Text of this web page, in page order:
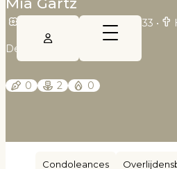
Heerlen op 19 oktober 1933 •
De Limburger
0 2 0
Condoleances